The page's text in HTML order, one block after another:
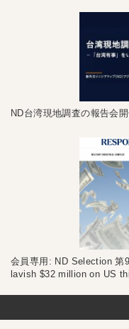
ND台湾現地調査の報告会
会員専用: ND Selection
lavish $32 million on US